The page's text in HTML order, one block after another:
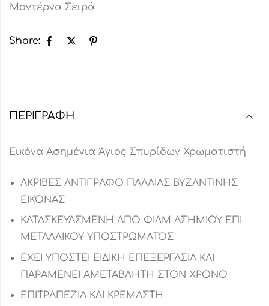
Μοντέρνα Σειρά
Share:
ΠΕΡΙΓΡΑΦΉ
Εικόνα Ασημένια Άγιος Σπυρίδων Χρωματιστή
ΑΚΡΙΒΕΣ ΑΝΤΙΓΡΑΦΟ ΠΑΛΑΙΑΣ ΒΥΖΑΝΤΙΝΗΣ
ΕΙΚΟΝΑΣ
ΚΑΤΑΣΚΕΥΑΣΜΕΝΗ ΑΠΟ ΦΙΛΜ ΑΣΗΜΙΟΥ ΕΠΙ
ΜΕΤΑΛΛΙΚΟΥ ΥΠΟΣΤΡΩΜΑΤΟΣ
ΕΧΕΙ ΥΠΟΣΤΕΙ ΕΙΔΙΚΗ ΕΠΕΞΕΡΓΑΣΙΑ ΚΑΙ
ΠΑΡΑΜΕΝΕΙ ΑΜΕΤΑΒΛΗΤΗ ΣΤΟΝ ΧΡΟΝΟ
ΕΠΙΤΡΑΠΕΖΙΑ ΚΑΙ ΚΡΕΜΑΣΤΗ